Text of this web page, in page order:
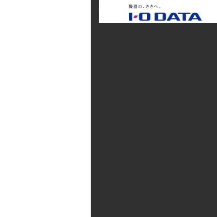
こちらにプレスリリースを表示して
表示されない場合は、 上記、詳しく